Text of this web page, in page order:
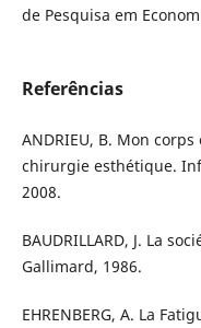
de Pesquisa em
Referências
ANDRIEU, B. Mon
chirurgie esthétique.
2008.
BAUDRILLARD, J. La
Gallimard, 1986.
EHRENBERG, A. La